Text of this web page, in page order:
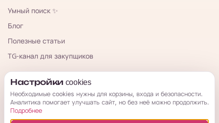
Умный поиск ✨
Блог
Полезные статьи
TG-канал для закупщиков
КорОпт
Настройки cookies
Необходимые cookies нужны для корзины, входа и безопасности.
Аналитика помогает улучшать сайт, но без неё можно продолжить.
Подробнее